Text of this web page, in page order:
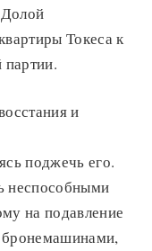
Токеса к
и
поджечь его.
неспособными
на подавление
бронемашинами,